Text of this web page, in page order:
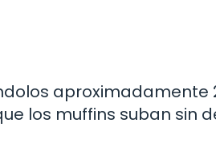
aproximadamente
los muffins suban sin